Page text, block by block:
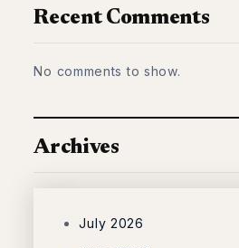
Recent Comments
No comments to show.
Archives
July 2026